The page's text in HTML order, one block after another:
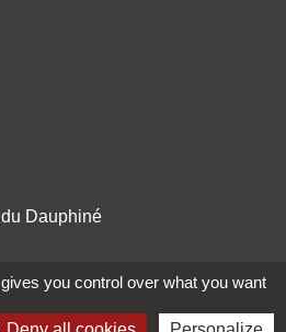
Dauphiné
Auvergne Rhône Alpes
you control over what you want